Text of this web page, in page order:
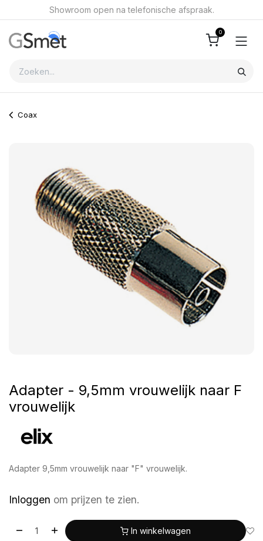
Overslaan naar inhoudShowroom open na telefonische afspraak.
0
Coax
Adapter - 9,5mm vrouwelijk naar F
vrouwelijk
Adapter 9,5mm vrouwelijk naar "F" vrouwelijk.
Inloggen om prijzen te zien.
In winkelwagen